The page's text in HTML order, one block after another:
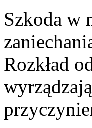
Szkoda w
Rozkład